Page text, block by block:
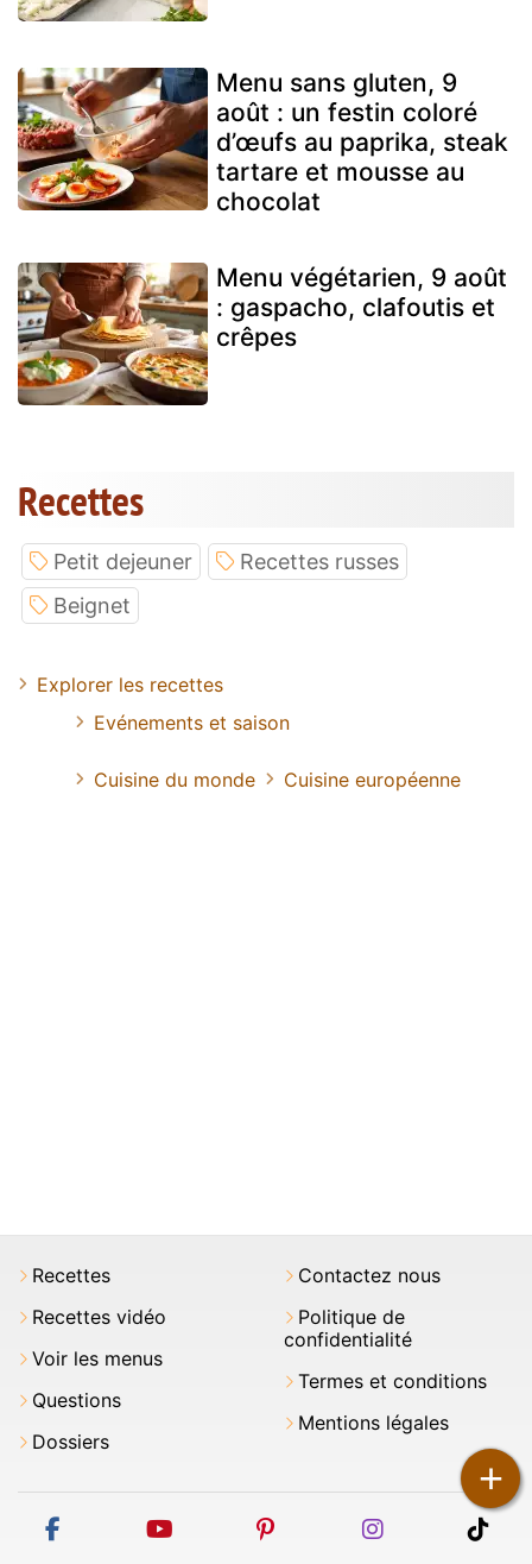
+
Menu sans gluten, 9
août : un festin coloré
d’œufs au paprika, steak
tartare et mousse au
chocolat
Menu végétarien, 9 août
: gaspacho, clafoutis et
crêpes
Recettes
Petit dejeuner
Recettes russes
Beignet
Explorer les recettes
Evénements et saison
Cuisine du monde Cuisine européenne
Recettes
Recettes vidéo
Voir les menus
Questions
Dossiers
Contactez nous
Politique de
confidentialité
Termes et conditions
Mentions légales
facebook youtube pinterest instagram